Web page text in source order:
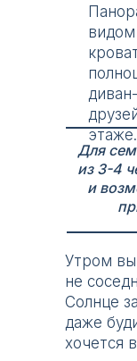
Для
из 3-4
и
этаже.
Утром вы
не
Солнце
даже
хочется